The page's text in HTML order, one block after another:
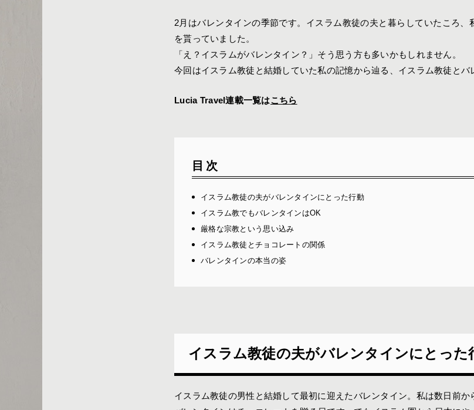
2月はバレンタインの季節です。イスラム教徒の夫と暮らしていたころ、
を貰っていました。
「え？イスラムがバレンタイン？」そう思う方も多いかもしれません。
今回はイスラム教徒と結婚していた私の記憶から辿る、イスラム教徒とバ
Lucia Travel連載一覧はこちら
目次
イスラム教徒の夫がバレンタインにとった行動
イスラム教でもバレンタインはOK
厳格な宗教という思い込み
イスラム教徒とチョコレートの関係
バレンタインの本当の姿
イスラム教徒の夫がバレンタインにとった
イスラム教徒の男性と結婚して最初に迎えたバレンタイン。私は数日前か